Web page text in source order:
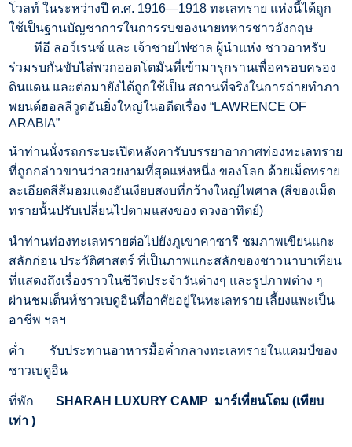
โวลท์ ในระหว่างปี ค.ศ. 1916—1918 ทะเลทราย แห่งนี้ได้ถูก
ใช้เป็นฐานบัญชาการในการรบของนายทหารชาวอังกฤษ
ทีอี ลอว์เรนซ์ และ เจ้าชายไฟซาล ผู้นำแห่ง ชาวอาหรับ
ร่วมรบกันขับไล่พวกออตโตมันที่เข้ามารุกรานเพื่อครอบครอง
ดินแดน และต่อมายังได้ถูกใช้เป็น สถานที่จริงในการถ่ายทำภา
พยนต์ฮอลลีวูดอันยิ่งใหญ่ในอดีตเรื่อง “LAWRENCE OF
ARABIA”
นำท่านนั่งรถกระบะเปิดหลังคารับบรรยาอากาศท่องทะเลทราย
ที่ถูกกล่าวขานว่าสวยงามที่สุดแห่งหนี่ง ของโลก ด้วยเม็ดทราย
ละเอียดสีส้มอมแดงอันเงียบสงบที่กว้างใหญ่ไพศาล (สีของเม็ด
ทรายนั้นปรับเปลี่ยนไปตามแสงของ ดวงอาทิตย์)
นำท่านท่องทะเลทรายต่อไปยังภูเขาคาซารี ชมภาพเขียนแกะ
สลักก่อน ประวัติศาสตร์ ที่เป็นภาพแกะสลักของชาวนาบาเทียน
ที่แสดงถึงเรื่องราวในชีวิตประจำวันต่างๆ และรูปภาพต่าง ๆ
ผ่านชมเต็นท์ชาวเบดูอินที่อาศัยอยู่ในทะเลทราย เลี้ยงแพะเป็น
อาชีพ ฯลฯ
ค่ำ
รับประทานอาหารมื้อค่ำกลางทะเลทรายในแคมป์ของ
ชาวเบดูอิน
ที่พักSHARAH LUXURY CAMP มาร์เที่ยนโดม(เทียบ
เท่า )